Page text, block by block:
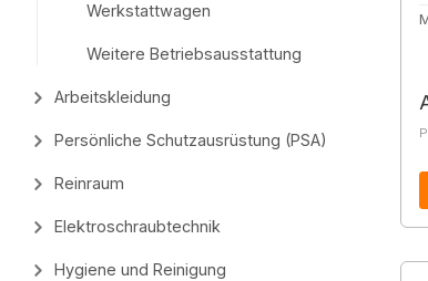
Werkstattwagen
Weitere Betriebsausstattung
Arbeitskleidung
Persönliche Schutzausrüstung (PSA)
Reinraum
Elektroschraubtechnik
Hygiene und Reinigung